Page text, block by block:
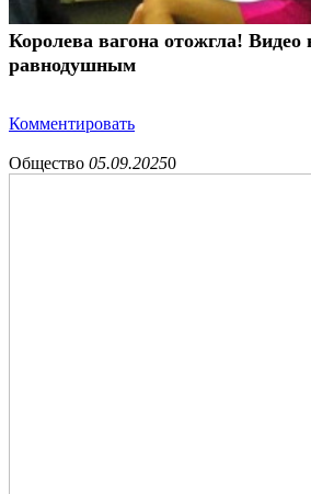
Королева вагона отожгла! Видео
равнодушным
Комментировать
Общество 05.09.20250